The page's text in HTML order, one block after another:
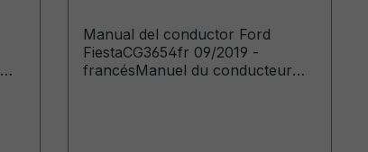
Manual del conductor Ford
FiestaCG3654fr 09/2019 -
francésManuel du conducteur